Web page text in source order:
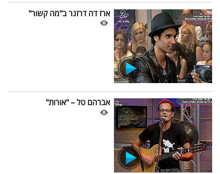
ארז דה דרזנר ב"מה קשור"
אברהם טל – "אורות"